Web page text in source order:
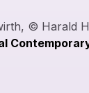
© Harald